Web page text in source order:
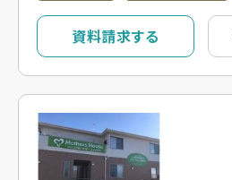
資料請求する